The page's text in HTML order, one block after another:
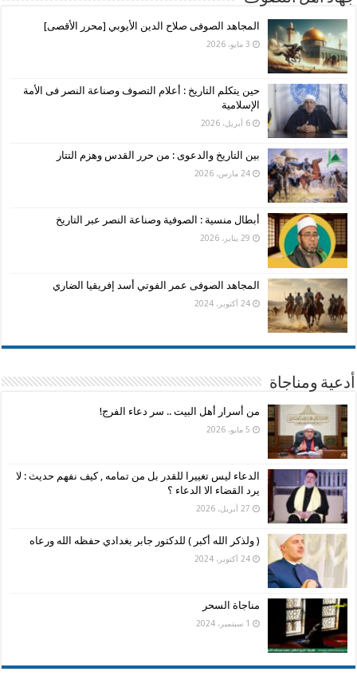
المجاهد الصوفى صلاح الدين الأيوبي [محرر الأقصى]
3 مايو، 2026
حين يتكلم التاريخ : أعلام التصوف وصناعة النصر فى الأمة
الإسلامية
6 أبريل، 2026
بين التاريخ والدعوى : من حرر القدس وهزم التتار
24 مارس، 2026
أبطال منسية : الصوفية وصناعة النصر عبر التاريخ
29 يناير، 2026
المجاهد الصوفى عمر الفوتي أسد إفريقيا الضاري
24 أكتوبر، 2024
أدعية ومناجاة
من أسرار أهل البيت .. سر دعاء الفرج!
5 مايو، 2026
الدعاء ليس تغييرا للقدر بل من تمامه , كيف نفهم حديث : لا
يرد القضاء الا الدعاء ؟
27 أبريل، 2026
( ولذكر الله أكبر ) للدكتور جابر بغدادي حفظه الله ورعاه
24 أكتوبر، 2024
مناجاة السحر
1 سبتمبر، 2024